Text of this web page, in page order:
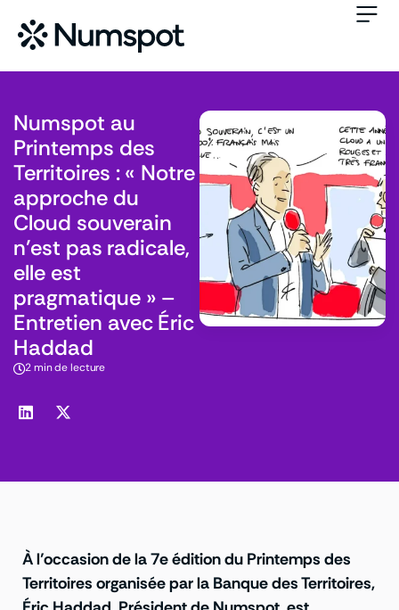
Numspot au
Printemps des
Territoires : « Notre
approche du
Cloud souverain
n’est pas radicale,
elle est
pragmatique » –
Entretien avec Éric
Haddad
2 min de lecture
À l’occasion de la 7e édition du Printemps des
Territoires organisée par la Banque des Territoires,